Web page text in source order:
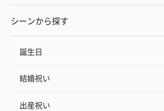
シーンから探す
誕生日
結婚祝い
出産祝い